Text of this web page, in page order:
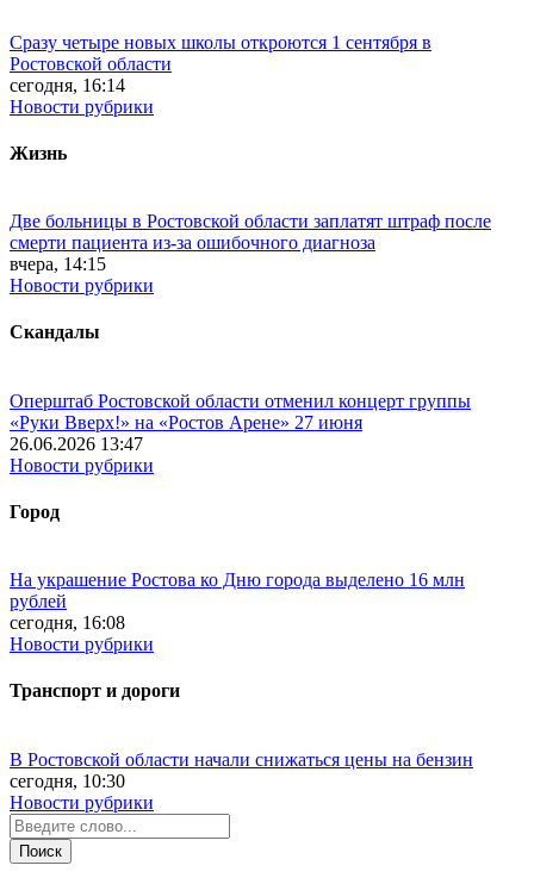
Сразу четыре новых школы откроются 1 сентября в
Ростовской области
сегодня, 16:14
Новости рубрики
Жизнь
Две больницы в Ростовской области заплатят штраф после
смерти пациента из-за ошибочного диагноза
вчера, 14:15
Новости рубрики
Скандалы
Оперштаб Ростовской области отменил концерт группы
«Руки Вверх!» на «Ростов Арене» 27 июня
26.06.2026 13:47
Новости рубрики
Город
На украшение Ростова ко Дню города выделено 16 млн
рублей
сегодня, 16:08
Новости рубрики
Транспорт и дороги
В Ростовской области начали снижаться цены на бензин
сегодня, 10:30
Новости рубрики